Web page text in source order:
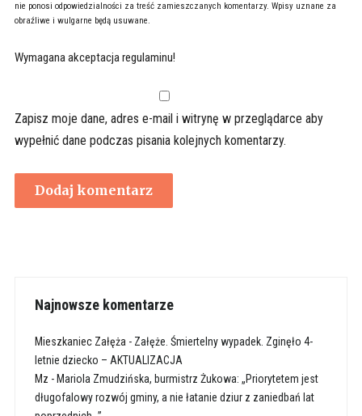
nie ponosi odpowiedzialności za treść zamieszczanych komentarzy. Wpisy uznane za
obraźliwe i wulgarne będą usuwane.
Wymagana akceptacja regulaminu!
Zapisz moje dane, adres e-mail i witrynę w przeglądarce aby
wypełnić dane podczas pisania kolejnych komentarzy.
Najnowsze komentarze
Mieszkaniec Załęża - Załęże. Śmiertelny wypadek. Zginęło 4-
letnie dziecko – AKTUALIZACJA
Mz - Mariola Zmudzińska, burmistrz Żukowa: „Priorytetem jest
długofalowy rozwój gminy, a nie łatanie dziur z zaniedbań lat